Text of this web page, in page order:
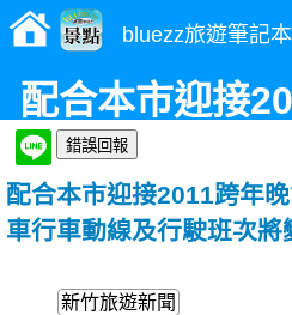
bluezz旅遊筆記本
配合本市迎接
屆時部分市區
行駛班
配合本市迎接2011跨年
車行車動線及行駛班次將
新竹旅遊新聞